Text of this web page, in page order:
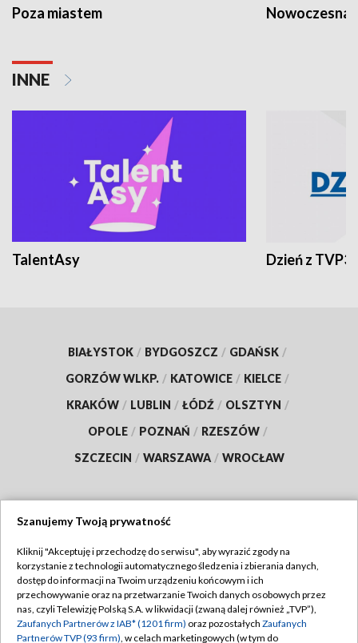
Poza miastem Nowoczesna
INNE
TalentAsy Dzień z TVP3
BIAŁYSTOK / BYDGOSZCZ / GDAŃSK /
GORZÓW WLKP. / KATOWICE / KIELCE /
KRAKÓW / LUBLIN / ŁÓDŹ / OLSZTYN /
OPOLE / POZNAŃ / RZESZÓW /
SZCZECIN / WARSZAWA / WROCŁAW
TVP
Abonament TVP
Emisja w TVP
Regulamin TVP
Polityka prywatności
Szanujemy Twoją prywatność
Kliknij "Akceptuję i przechodzę do serwisu", aby wyrazić zgody na
korzystanie z technologii automatycznego śledzenia i zbierania danych,
dostęp do informacji na Twoim urządzeniu końcowym i ich
przechowywanie oraz na przetwarzanie Twoich danych osobowych przez
nas, czyli Telewizję Polską S.A. w likwidacji (zwaną dalej również „TVP”),
Zaufanych Partnerów z IAB* (1201 firm) oraz pozostałych Zaufanych
Partnerów TVP (93 firm), w celach marketingowych (w tym do